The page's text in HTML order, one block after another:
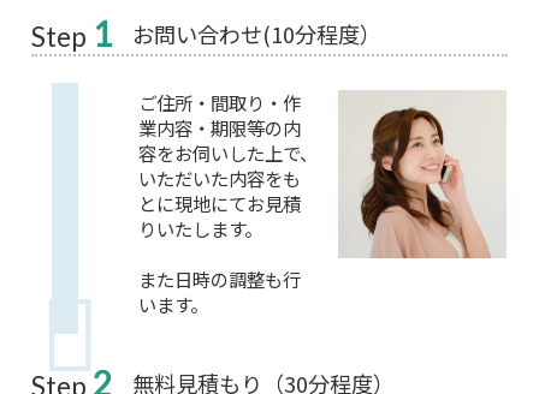
Step 1 お問い合わせ(10分程度）
ご住所・間取り・作
業内容・期限等の内
容をお伺いした上で、
いただいた内容をも
とに現地にてお見積
りいたします。
また日時の調整も行
います。
Step 2 無料見積もり（30分程度）